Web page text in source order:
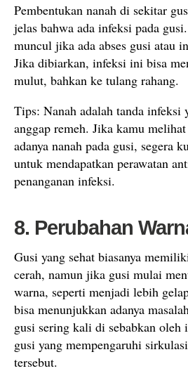
Pembentukan nanah di sekitar
jelas bahwa ada infeksi pada
muncul jika ada abses gusi atau
Jika dibiarkan, infeksi ini bisa
mulut, bahkan ke tulang rahang.
Tips: Nanah adalah tanda infeksi
anggap remeh. Jika kamu
adanya nanah pada gusi, segera
untuk mendapatkan perawatan
penanganan infeksi.
8. Perubahan
Gusi yang sehat biasanya
cerah, namun jika gusi mulai
warna, seperti menjadi lebih
bisa menunjukkan adanya
gusi sering kali di sebabkan oleh
gusi yang mempengaruhi
tersebut.